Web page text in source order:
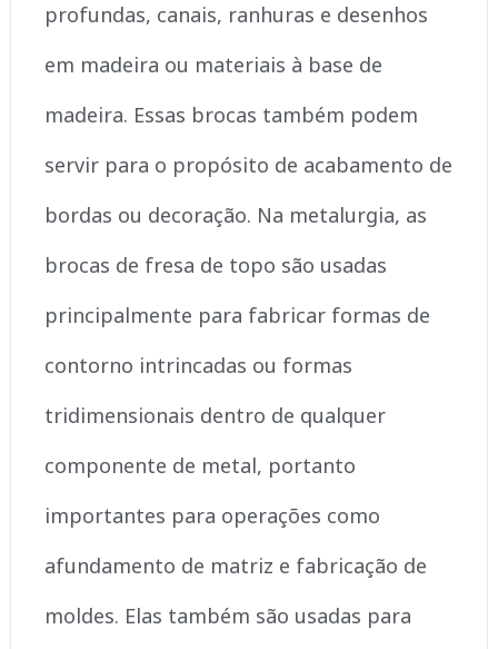
profundas, canais, ranhuras e desenhos
em madeira ou materiais à base de
madeira. Essas brocas também podem
servir para o propósito de acabamento de
bordas ou decoração. Na metalurgia, as
brocas de fresa de topo são usadas
principalmente para fabricar formas de
contorno intrincadas ou formas
tridimensionais dentro de qualquer
componente de metal, portanto
importantes para operações como
afundamento de matriz e fabricação de
moldes. Elas também são usadas para